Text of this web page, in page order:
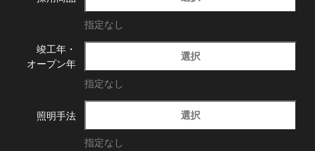
指定なし
竣工年・
オープン年
選択
指定なし
照明手法 選択
指定なし